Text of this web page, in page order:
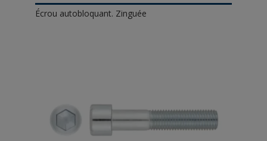
Écrou autobloquant. Zinguée